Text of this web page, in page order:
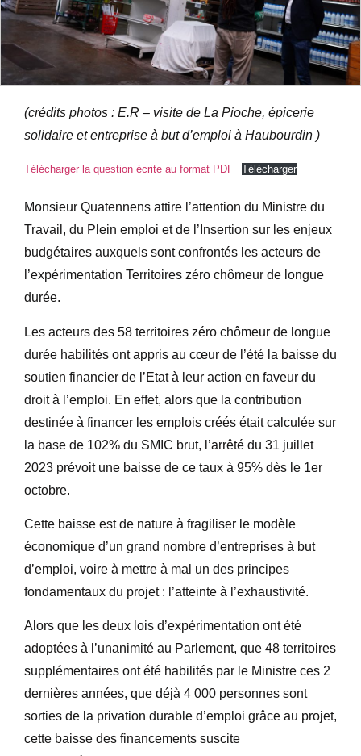
(crédits photos : E.R – visite de La Pioche, épicerie
solidaire et entreprise à but d’emploi à Haubourdin )
Télécharger la question écrite au format PDF Télécharger
Monsieur Quatennens attire l’attention du Ministre du
Travail, du Plein emploi et de l’Insertion sur les enjeux
budgétaires auxquels sont confrontés les acteurs de
l’expérimentation Territoires zéro chômeur de longue
durée.
Les acteurs des 58 territoires zéro chômeur de longue
durée habilités ont appris au cœur de l’été la baisse du
soutien financier de l’Etat à leur action en faveur du
droit à l’emploi. En effet, alors que la contribution
destinée à financer les emplois créés était calculée sur
la base de 102% du SMIC brut, l’arrêté du 31 juillet
2023 prévoit une baisse de ce taux à 95% dès le 1er
octobre.
Cette baisse est de nature à fragiliser le modèle
économique d’un grand nombre d’entreprises à but
d’emploi, voire à mettre à mal un des principes
fondamentaux du projet : l’atteinte à l’exhaustivité.
Alors que les deux lois d’expérimentation ont été
adoptées à l’unanimité au Parlement, que 48 territoires
supplémentaires ont été habilités par le Ministre ces 2
dernières années, que déjà 4 000 personnes sont
sorties de la privation durable d’emploi grâce au projet,
cette baisse des financements suscite